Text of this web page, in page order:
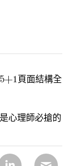
頁面結構全
心理師必搶的